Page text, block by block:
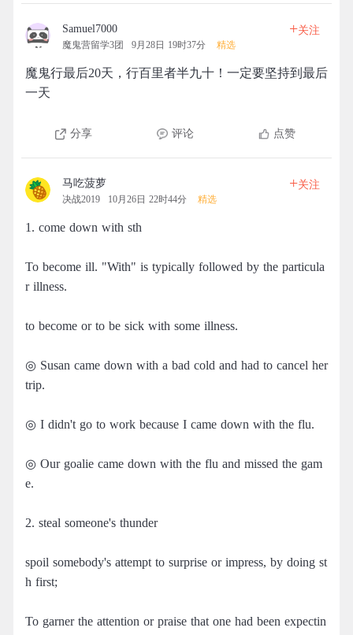
Samuel7000
魔鬼营留学3团 9月28日 19时37分 精选
+关注
魔鬼行最后20天，行百里者半九十！一定要坚持到最后
一天
分享 评论 点赞
马吃菠萝
决战2019 10月26日 22时44分 精选
+关注
1. come down with sth
To become ill. "With" is typically followed by the particula
r illness.
to become or to be sick with some illness.
◎ Susan came down with a bad cold and had to cancel her
trip.
◎ I didn't go to work because I came down with the flu.
◎ Our goalie came down with the flu and missed the gam
e.
2. steal someone's thunder
spoil somebody's attempt to surprise or impress, by doing st
h first;
To garner the attention or praise that one had been expectin